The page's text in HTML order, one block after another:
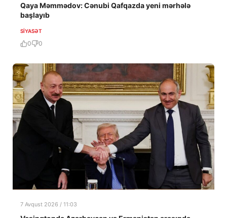
Qaya Məmmədov: Cənubi Qafqazda yeni mərhələ
başlayıb
SIYASƏT
0 0
7 Avqust 2026 / 11:03